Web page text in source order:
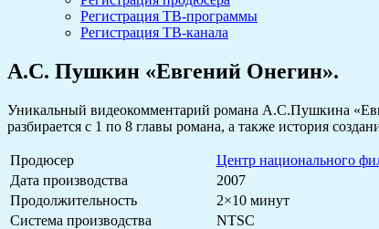
Регистрация ТВ-программы
Регистрация ТВ-канала
А.С. Пушкин «Евгений Онегин».
Уникальный видеокомментарий романа А.С.Пушкина
разбирается с 1 по 8 главы романа, а также история
Продюсер
Центр национального
Дата производства
2007
Продолжительность
2×10 минут
Система производства
NTSC